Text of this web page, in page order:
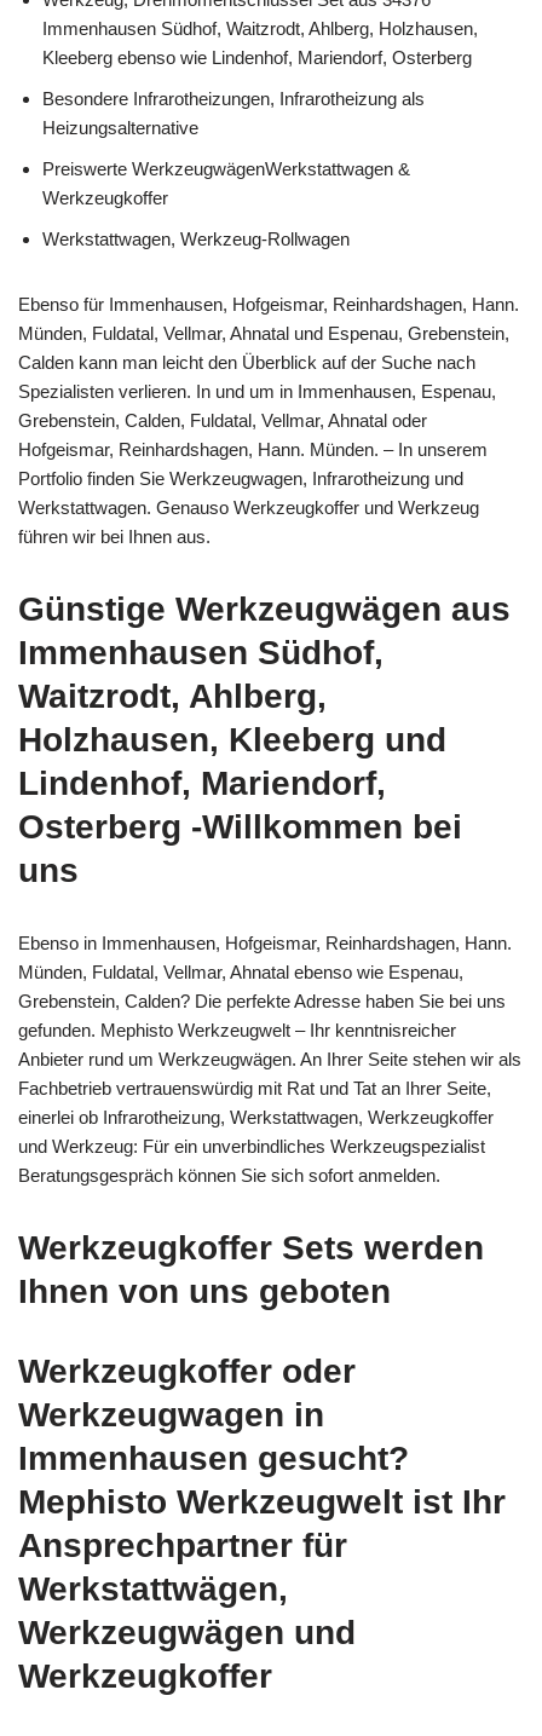
Immenhausen Südhof, Waitzrodt, Ahlberg, Holzhausen,
Kleeberg ebenso wie Lindenhof, Mariendorf, Osterberg
Besondere Infrarotheizungen, Infrarotheizung als
Heizungsalternative
Preiswerte WerkzeugwägenWerkstattwagen &
Werkzeugkoffer
Werkstattwagen, Werkzeug-Rollwagen
Ebenso für Immenhausen, Hofgeismar, Reinhardshagen, Hann.
Münden, Fuldatal, Vellmar, Ahnatal und Espenau, Grebenstein,
Calden kann man leicht den Überblick auf der Suche nach
Spezialisten verlieren. In und um in Immenhausen, Espenau,
Grebenstein, Calden, Fuldatal, Vellmar, Ahnatal oder
Hofgeismar, Reinhardshagen, Hann. Münden. – In unserem
Portfolio finden Sie Werkzeugwagen, Infrarotheizung und
Werkstattwagen. Genauso Werkzeugkoffer und Werkzeug
führen wir bei Ihnen aus.
Günstige Werkzeugwägen aus
Immenhausen Südhof,
Waitzrodt, Ahlberg,
Holzhausen, Kleeberg und
Lindenhof, Mariendorf,
Osterberg -Willkommen bei
uns
Ebenso in Immenhausen, Hofgeismar, Reinhardshagen, Hann.
Münden, Fuldatal, Vellmar, Ahnatal ebenso wie Espenau,
Grebenstein, Calden? Die perfekte Adresse haben Sie bei uns
gefunden. Mephisto Werkzeugwelt – Ihr kenntnisreicher
Anbieter rund um Werkzeugwägen. An Ihrer Seite stehen wir als
Fachbetrieb vertrauenswürdig mit Rat und Tat an Ihrer Seite,
einerlei ob Infrarotheizung, Werkstattwagen, Werkzeugkoffer
und Werkzeug: Für ein unverbindliches Werkzeugspezialist
Beratungsgespräch können Sie sich sofort anmelden.
Werkzeugkoffer Sets werden
Ihnen von uns geboten
Werkzeugkoffer oder
Werkzeugwagen in
Immenhausen gesucht?
Mephisto Werkzeugwelt ist Ihr
Ansprechpartner für
Werkstattwägen,
Werkzeugwägen und
Werkzeugkoffer